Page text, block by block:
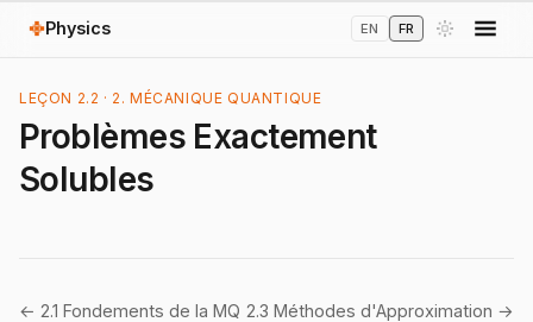
Physics EN FR
LEÇON 2.2 · 2. MÉCANIQUE QUANTIQUE
Problèmes Exactement
Solubles
← 2.1 Fondements de la MQ 2.3 Méthodes d'Approximation →